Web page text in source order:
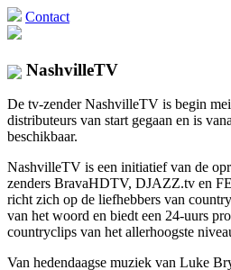
Contact
NashvilleTV
De tv-zender NashvilleTV is begin
distributeurs van start gegaan en is
beschikbaar.
NashvilleTV is een initiatief van de
zenders BravaHDTV, DJAZZ.tv en
richt zich op de liefhebbers van
van het woord en biedt een 24-uurs
countryclips van het allerhoogste
Van hedendaagse muziek van Luke